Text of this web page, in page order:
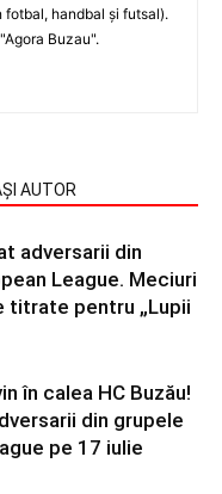
handbal şi futsal).
Buzau".
AUTOR
adversarii din
League. Meciuri
titrate pentru „Lupii
în calea HC Buzău!
din grupele
pe 17 iulie